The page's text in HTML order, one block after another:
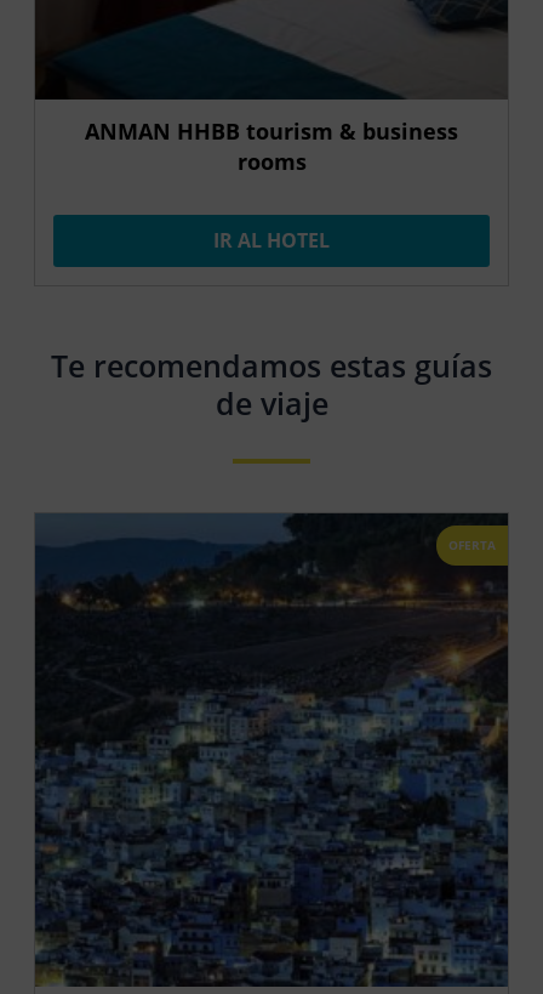
ANMAN HHBB tourism & business
rooms
IR AL HOTEL
Te recomendamos estas guías
de viaje
OFERTA